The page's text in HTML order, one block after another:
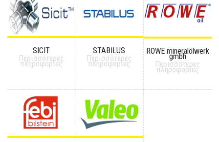
SICIT
Περισσότερες
πληροφορίες
STABILUS
Περισσότερες
πληροφορίες
ROWE mineralölwerk
gmbh
Περισσότερες
πληροφορίες